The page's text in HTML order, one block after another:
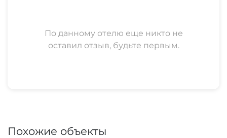
По данному отелю еще никто не
оставил отзыв, будьте первым.
Похожие объекты